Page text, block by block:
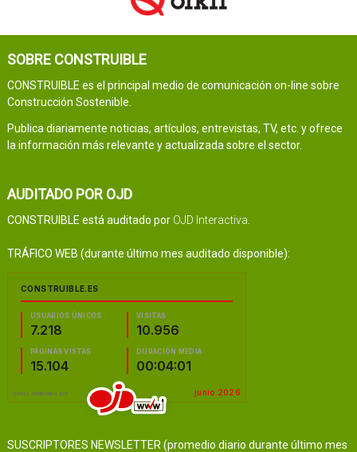
SOBRE CONSTRUIBLE
CONSTRUIBLE es el principal medio de comunicación on-line sobre
Construcción Sostenible.
Publica diariamente noticias, artículos, entrevistas, TV, etc. y ofrece
la información más relevante y actualizada sobre el sector.
AUDITADO POR OJD
CONSTRUIBLE está auditado por OJD Interactiva
TRÁFICO WEB (durante último mes auditado disponible):
SUSCRIPTORES NEWSLETTER (promedio diario durante último mes